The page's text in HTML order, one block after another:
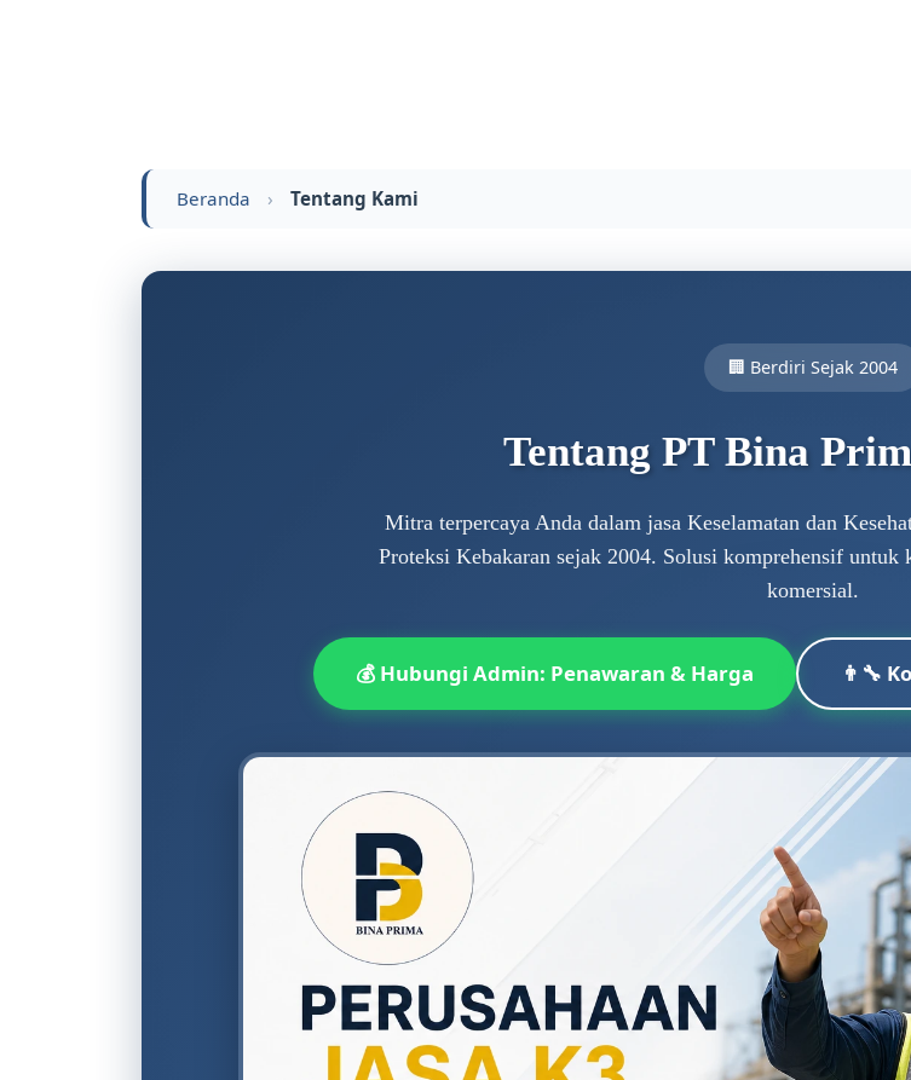
Beranda › Tentang Kami
🏢 Berdiri Sejak 2004
Tentang PT Bina
Mitra terpercaya Anda dalam jasa Keselamatan dan
Proteksi Kebakaran sejak 2004. Solusi komprehensif untuk
komersial.
💰 Hubungi Admin: Penawaran & Harga 👨‍🔧